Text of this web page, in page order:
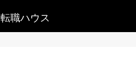
転職ハウス